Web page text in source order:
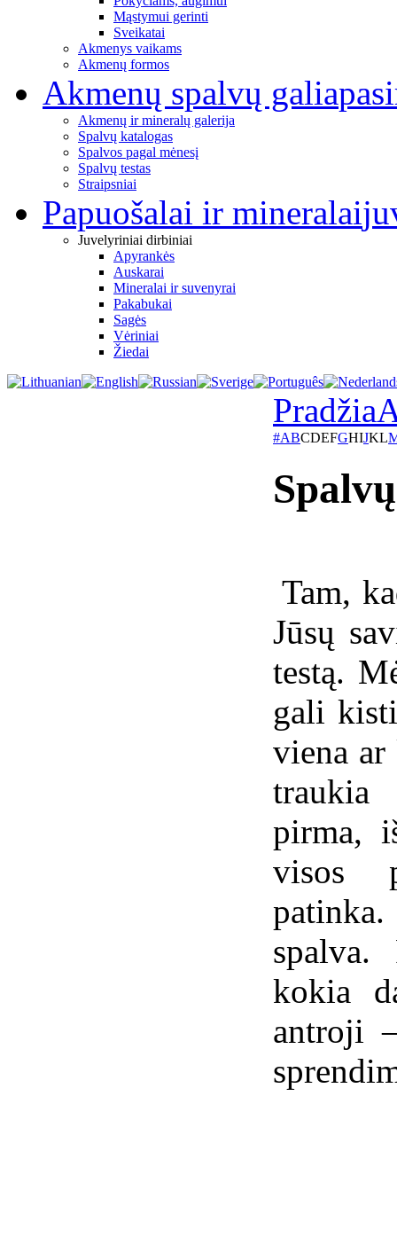
Mąstymui gerinti
Sveikatai
Akmenys vaikams
Akmenų formos
Akmenų spalvų galia
Akmenų ir mineralų galerija
Spalvų katalogas
Spalvos pagal mėnesį
Spalvų testas
Straipsniai
Papuošalai ir mineralai
Juvelyriniai dirbiniai
Apyrankės
Auskarai
Mineralai ir suvenyrai
Pakabukai
Sagės
Vėriniai
Žiedai
Pradžia
#ABCDEFGHIJKL
Tam,
Jūsų
testą.
gali
viena ar
pirma,
visos
spalva.
kokia
antroji